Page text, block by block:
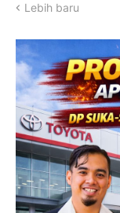
Lebih baru